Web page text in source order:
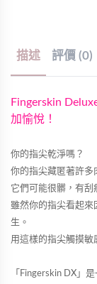
描述 評價 (0)
Fingerskin
加愉悅！
你的指尖乾淨嗎？
你的指尖藏匿著許多
它們可能很髒，有刮
雖然你的指尖看起
生。
用這樣的指尖觸摸敏
「Fingerskin DX」